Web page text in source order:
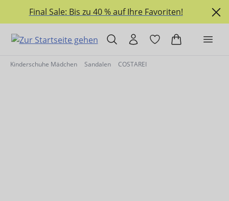
springen
Final Sale: Bis zu 40 % auf Ihre Favoriten!
Kinderschuhe Mädchen Sandalen COSTAREI